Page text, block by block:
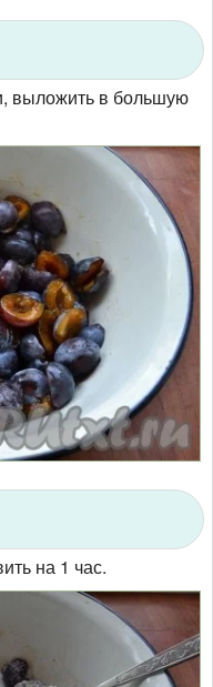
выложить в большую
на 1 час.